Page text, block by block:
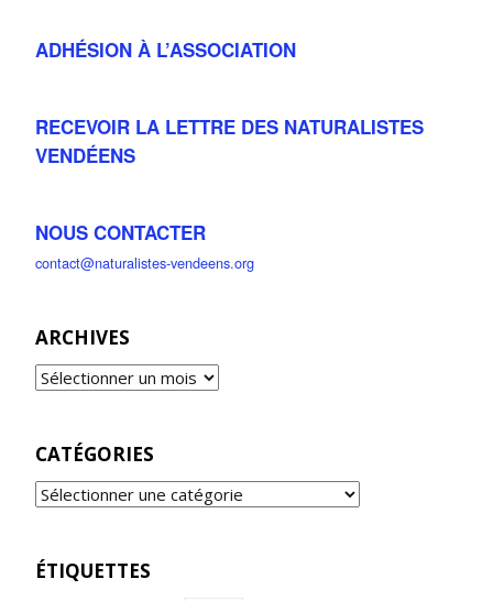
ADHÉSION À L’ASSOCIATION
RECEVOIR LA LETTRE DES NATURALISTES
VENDÉENS
NOUS CONTACTER
contact@naturalistes-vendeens.org
ARCHIVES
CATÉGORIES
ÉTIQUETTES